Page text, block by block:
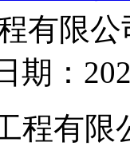
有限公
期：
程有